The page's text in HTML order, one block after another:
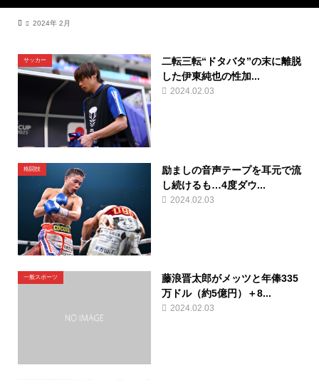
2024年 2月
サッカー
二転三転“ドタバタ”の末に離脱
した伊東純也の性加...
2024.02.03
格闘技
励ましの音声テープを耳元で流
し続けるも…4度ダウ...
2024.02.03
一般スポーツ
藤浪晋太郎がメッツと年俸335
万ドル（約5億円）＋8...
2024.02.03